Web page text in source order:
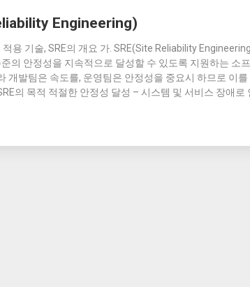
Engineering)
적용 기술, SRE의 개요 가. SRE(Site Reliability
의 안정성을 지속적으로 달성할 수 있도록 지원하는 소
개발팀은 속도를, 운영팀은 안정성을 중요시 하므로 이
의 목적 적절한 안정성 달성 – 시스템 및 서비스 장애로